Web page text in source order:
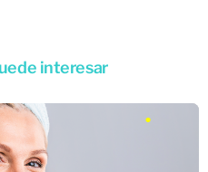
interesar